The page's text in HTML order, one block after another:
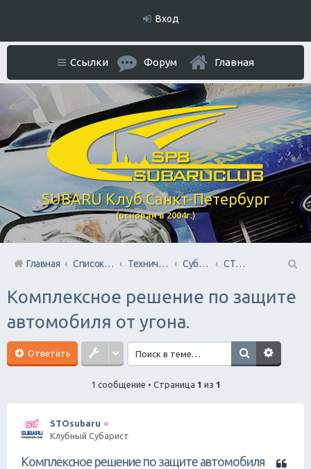
Вход
SUBARU Клуб Санкт-Петербург
(основан в 2004г.)
Ссылки Форум Главная
Главная Список форумов Технический раздел Субару Cервисы Санкт-Петербурга
СТО Субару (www.stosubaru.ru)
ои
Комплексное решение по защите
автомобиля от угона.
Ответить
1 сообщение • Страница 1 из 1
STOsubaru
Клубный Субарист
Ц
Комплексное решение по защите автомобиля